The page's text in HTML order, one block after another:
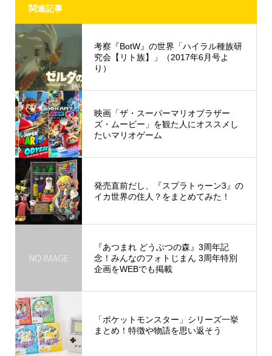
関連記事
考察『BotW』の世界「ハイラル種族研
究会【リト族】」（2017年6月号よ
り）
映画「ザ・スーパーマリオブラザー
ズ・ムービー」を観た人にオススメし
たいマリオゲーム
発売直前だし、『スプラトゥーン3』の
イカ世界の住人？をまとめてみた！
『あつまれ どうぶつの森』3周年記
念！みんなのフォトじまん 3周年特別
企画をWEBでも掲載
「ポケットモンスター」シリーズ一挙
まとめ！特徴や物語を思い返そう